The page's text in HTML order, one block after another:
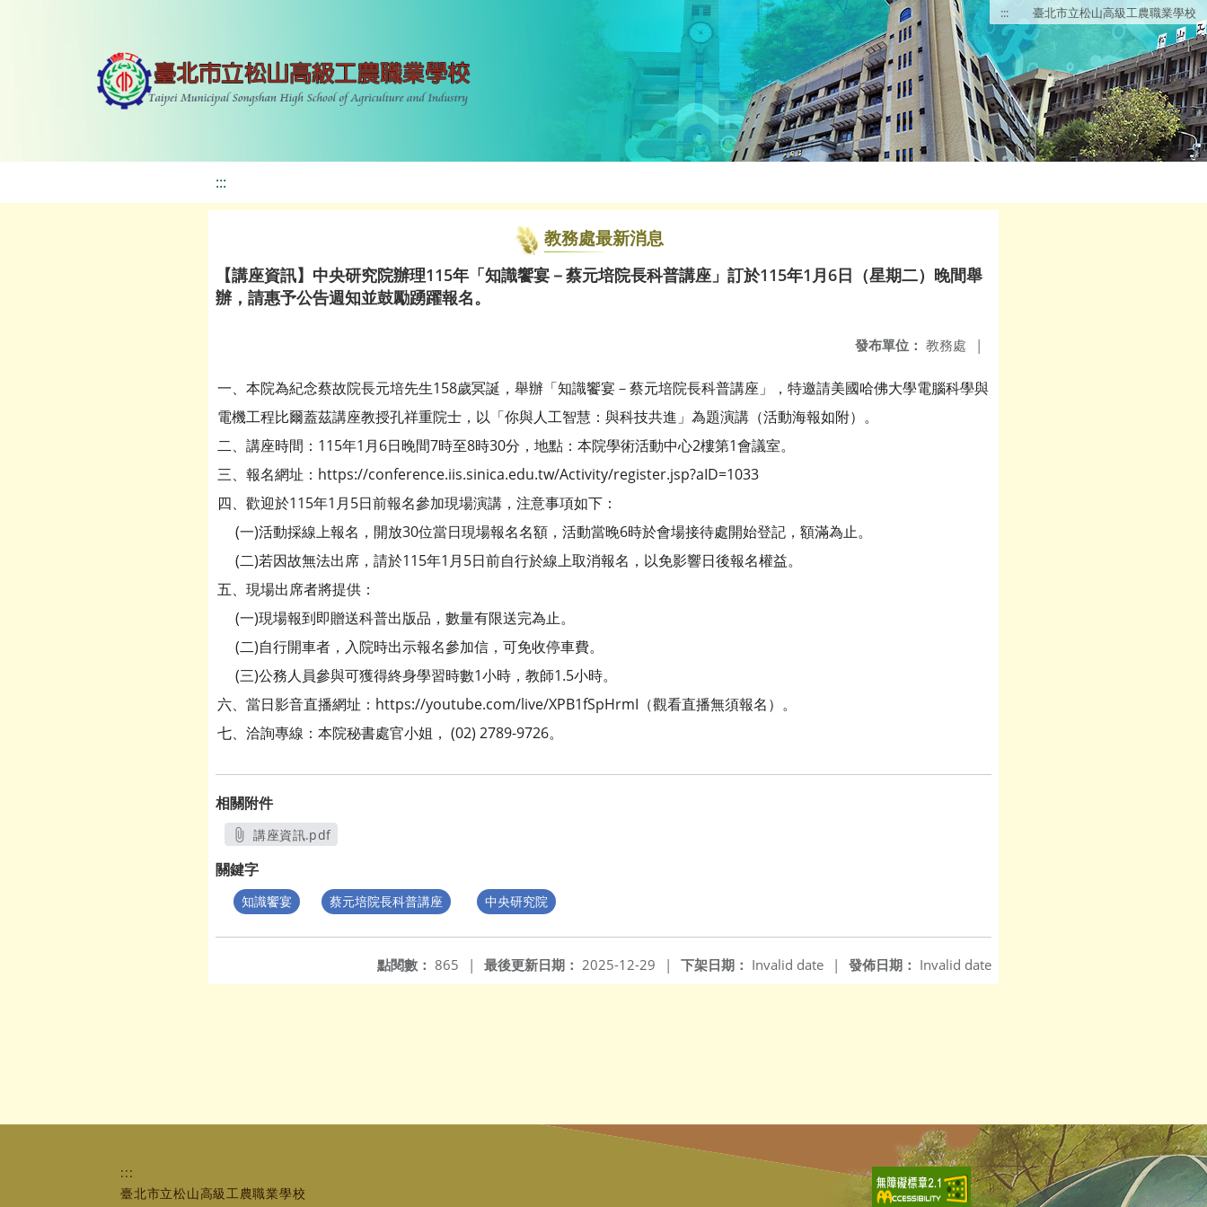
::: 臺北市立松山高級工農職業學校
:::
教務處最新消息
【講座資訊】中央研究院辦理115年「知識饗宴－蔡元培院長科普講座」訂於115年1月6日（星期二）晚間舉
辦，請惠予公告週知並鼓勵踴躍報名。
發布單位： 教務處 |
一、本院為紀念蔡故院長元培先生158歲冥誕，舉辦「知識饗宴－蔡元培院長科普講座」，特邀請美國哈佛大學電腦科學與
電機工程比爾蓋茲講座教授孔祥重院士，以「你與人工智慧：與科技共進」為題演講（活動海報如附）。
二、講座時間：115年1月6日晚間7時至8時30分，地點：本院學術活動中心2樓第1會議室。
三、報名網址：https://conference.iis.sinica.edu.tw/Activity/register.jsp?aID=1033
四、歡迎於115年1月5日前報名參加現場演講，注意事項如下：
(一)活動採線上報名，開放30位當日現場報名名額，活動當晚6時於會場接待處開始登記，額滿為止。
(二)若因故無法出席，請於115年1月5日前自行於線上取消報名，以免影響日後報名權益。
五、現場出席者將提供：
(一)現場報到即贈送科普出版品，數量有限送完為止。
(二)自行開車者，入院時出示報名參加信，可免收停車費。
(三)公務人員參與可獲得終身學習時數1小時，教師1.5小時。
六、當日影音直播網址：https://youtube.com/live/XPB1fSpHrmI（觀看直播無須報名）。
七、洽詢專線：本院秘書處官小姐， (02) 2789-9726。
相關附件
講座資訊.pdf
關鍵字
知識饗宴 蔡元培院長科普講座 中央研究院
發佈日期： Invalid date
下架日期： Invalid date |
最後更新日期： 2025-12-29 |
點閱數： 865 |
:::
臺北市立松山高級工農職業學校